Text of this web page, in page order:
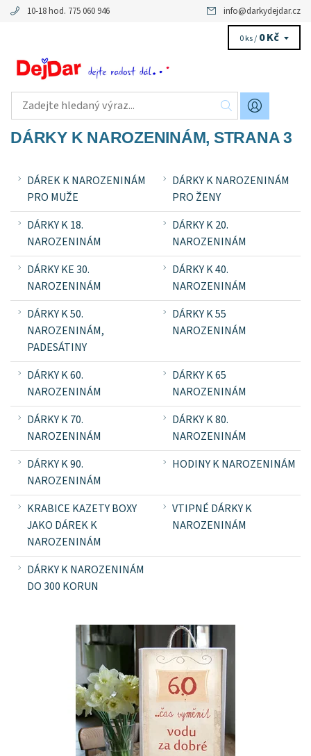
10-18 hod. 775 060 946 info@darkydejdar.cz
0 ks / 0 Kč
DÁRKY K NAROZENINÁM, STRANA 3
DÁREK K NAROZENINÁM
PRO MUŽE
DÁRKY K NAROZENINÁM
PRO ŽENY
DÁRKY K 18.
NAROZENINÁM
DÁRKY K 20.
NAROZENINÁM
DÁRKY KE 30.
NAROZENINÁM
DÁRKY K 40.
NAROZENINÁM
DÁRKY K 50.
NAROZENINÁM,
PADESÁTINY
DÁRKY K 55
NAROZENINÁM
DÁRKY K 60.
NAROZENINÁM
DÁRKY K 65
NAROZENINÁM
DÁRKY K 70.
NAROZENINÁM
DÁRKY K 80.
NAROZENINÁM
DÁRKY K 90.
NAROZENINÁM
HODINY K NAROZENINÁM
KRABICE KAZETY BOXY
JAKO DÁREK K
NAROZENINÁM
VTIPNÉ DÁRKY K
NAROZENINÁM
DÁRKY K NAROZENINÁM
DO 300 KORUN
Skladem